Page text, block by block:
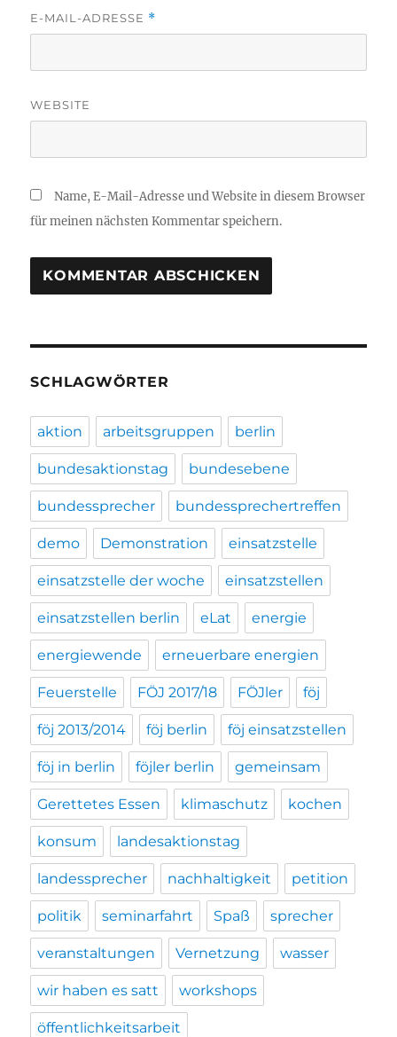
E-MAIL-ADRESSE *
WEBSITE
Name, E-Mail-Adresse und Website in diesem Browser
für meinen nächsten Kommentar speichern.
SCHLAGWÖRTER
aktion arbeitsgruppen berlin
bundesaktionstag bundesebene
bundessprecher bundessprechertreffen
demo Demonstration einsatzstelle
einsatzstelle der woche einsatzstellen
einsatzstellen berlin eLat energie
energiewende erneuerbare energien
Feuerstelle FÖJ 2017/18 FÖJler föj
föj 2013/2014 föj berlin föj einsatzstellen
föj in berlin föjler berlin gemeinsam
Gerettetes Essen klimaschutz kochen
konsum landesaktionstag
landessprecher nachhaltigkeit petition
politik seminarfahrt Spaß sprecher
veranstaltungen Vernetzung wasser
wir haben es satt workshops
öffentlichkeitsarbeit